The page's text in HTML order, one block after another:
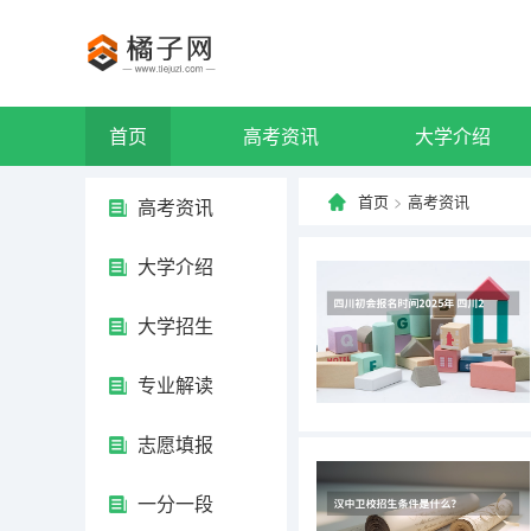
首页 高考资讯 大学介绍
高考资讯
大学介绍
大学招生
专业解读
志愿填报
一分一段
首页 > 高考资讯